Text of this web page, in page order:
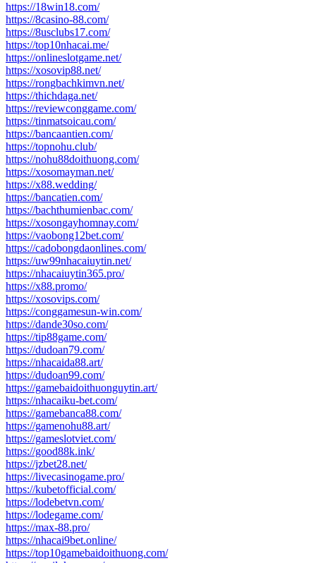
https://18win18.com/
https://8casino-88.com/
https://8usclubs17.com/
https://top10nhacai.me/
https://onlineslotgame.net/
https://xosovip88.net/
https://rongbachkimvn.net/
https://thichdaga.net/
https://reviewconggame.com/
https://tinmatsoicau.com/
https://bancaantien.com/
https://topnohu.club/
https://nohu88doithuong.com/
https://xosomayman.net/
https://x88.wedding/
https://bancatien.com/
https://bachthumienbac.com/
https://xosongayhomnay.com/
https://vaobong12bet.com/
https://cadobongdaonlines.com/
https://uw99nhacaiuytin.net/
https://nhacaiuytin365.pro/
https://x88.promo/
https://xosovips.com/
https://conggamesun-win.com/
https://dande30so.com/
https://tip88game.com/
https://dudoan79.com/
https://nhacaida88.art/
https://dudoan99.com/
https://gamebaidoithuonguytin.art/
https://nhacaiku-bet.com/
https://gamebanca88.com/
https://gamenohu88.art/
https://gameslotviet.com/
https://good88k.ink/
https://jzbet28.net/
https://livecasinogame.pro/
https://kubetofficial.com/
https://lodebetvn.com/
https://lodegame.com/
https://max-88.pro/
https://nhacai9bet.online/
https://top10gamebaidoithuong.com/